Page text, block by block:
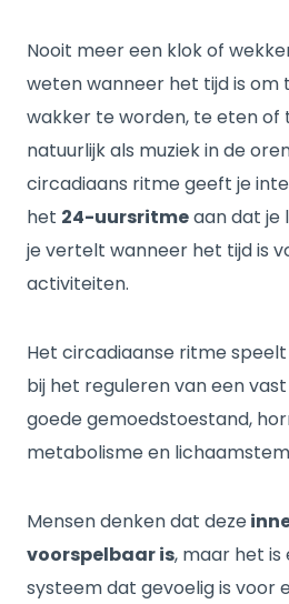
Nooit meer een klok of
weten wanneer het tijd is om
wakker te worden, te eten of
natuurlijk als muziek in de
circadiaans ritme geeft je
het 24-uursritmeaan dat je
je vertelt wanneer het tijd is
activiteiten.
Het circadiaanse ritme
bij het reguleren van een
goede gemoedstoestand,
metabolisme en
Mensen denken dat deze
voorspelbaar is, maar het
systeem dat gevoelig is voor